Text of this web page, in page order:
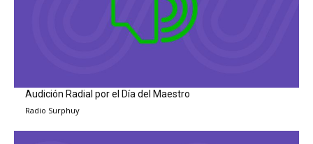
Audición Radial por el Día del Maestro
Radio Surphuy